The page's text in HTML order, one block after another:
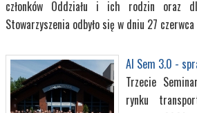
członków Oddziału i ich rodzin oraz
Stowarzyszenia odbyło się w dniu 27
AI Sem 3.0 -
Trzecie
rynku